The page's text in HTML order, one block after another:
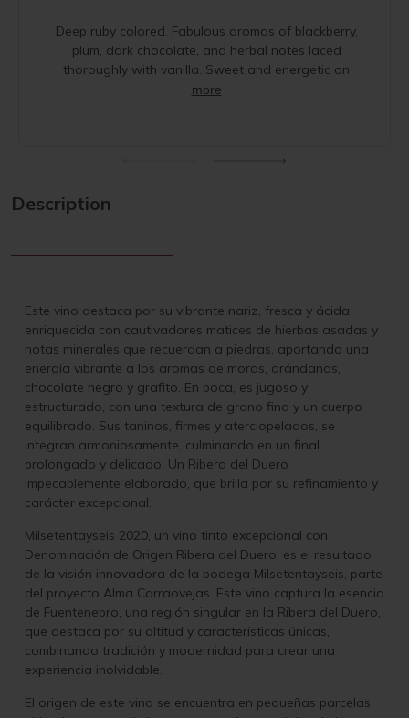
Deep ruby colored. Fabulous aromas of blackberry,
plum, dark chocolate, and herbal notes laced
thoroughly with vanilla. Sweet and energetic on
more
Description
Este vino destaca por su vibrante nariz, fresca y ácida,
enriquecida con cautivadores matices de hierbas asadas y
notas minerales que recuerdan a piedras, aportando una
energía vibrante a los aromas de moras, arándanos,
chocolate negro y grafito. En boca, es jugoso y
estructurado, con una textura de grano fino y un cuerpo
equilibrado. Sus taninos, firmes y aterciopelados, se
integran armoniosamente, culminando en un final
prolongado y delicado. Un Ribera del Duero
impecablemente elaborado, que brilla por su refinamiento y
carácter excepcional.
Milsetentayseis 2020, un vino tinto excepcional con
Denominación de Origen Ribera del Duero, es el resultado
de la visión innovadora de la bodega Milsetentayseis, parte
del proyecto Alma Carraovejas. Este vino captura la esencia
de Fuentenebro, una región singular en la Ribera del Duero,
que destaca por su altitud y características únicas,
combinando tradición y modernidad para crear una
experiencia inolvidable.
El origen de este vino se encuentra en pequeñas parcelas